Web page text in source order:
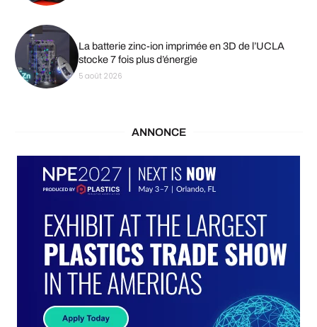
La batterie zinc-ion imprimée en 3D de l’UCLA
stocke 7 fois plus d’énergie
5 août 2026
ANNONCE